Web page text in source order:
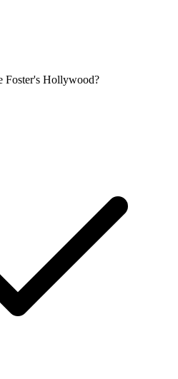
Foster's Hollywood?